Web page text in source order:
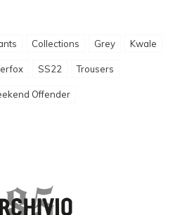
Collections Grey Kwale
SS22 Trousers
Offender